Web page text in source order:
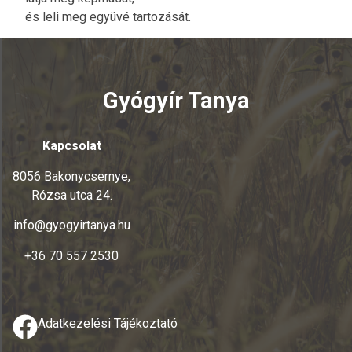
és leli meg együvé tartozását.
Gyógyír Tanya
Kapcsolat
8056 Bakonycsernye,
Rózsa utca 24.
info@gyogyirtanya.hu
+36 70 557 2530
Adatkezelési Tájékoztató